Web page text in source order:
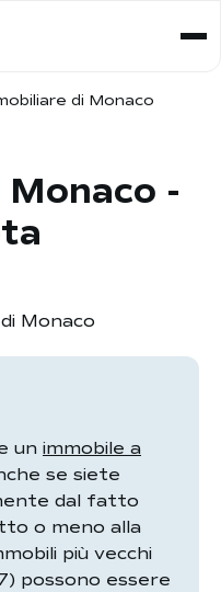
di Monaco
-
un immobile a
se siete
dal fatto
o meno alla
più vecchi
possono essere